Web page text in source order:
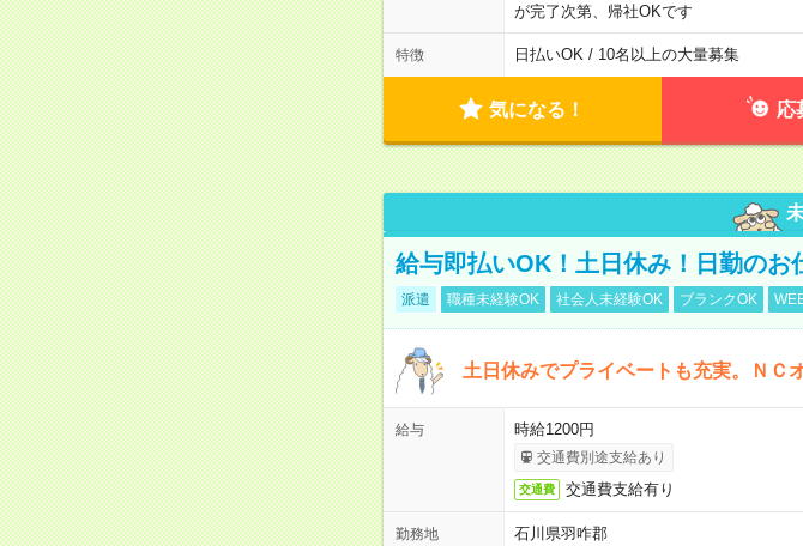
が完了次第、帰社OKです
特徴 日払いOK / 10名以上の大量募集
気になる！ 応
給与即払いOK！土日休み！日勤のお
派遣 職種未経験OK 社会人未経験OK ブランクOK
土日休みでプライベートも充実。ＮＣ
給与 時給1200円
交通費別途支給あり
交通費 交通費支給有り
勤務地
石川県羽咋郡